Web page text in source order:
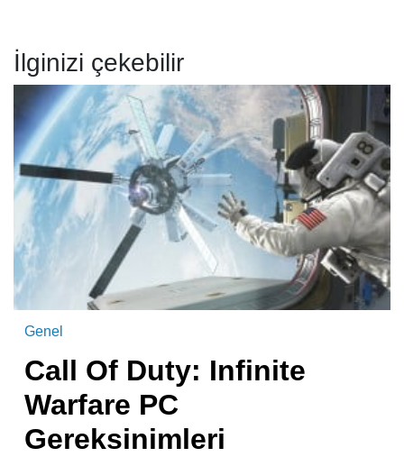
İlginizi çekebilir
Genel
Call Of Duty: Infinite
Warfare PC
Gereksinimleri